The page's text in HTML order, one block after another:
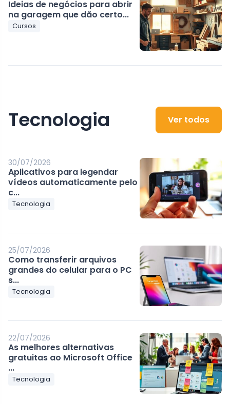
Ideias de negócios para abrir
na garagem que dão certo...
Cursos
Tecnologia Ver todos
30/07/2026
Aplicativos para legendar
vídeos automaticamente pelo
c...
Tecnologia
25/07/2026
Como transferir arquivos
grandes do celular para o PC
s...
Tecnologia
22/07/2026
As melhores alternativas
gratuitas ao Microsoft Office
...
Tecnologia